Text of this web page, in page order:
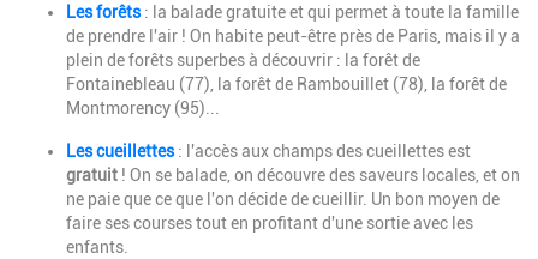
Les forêts: la balade gratuite et qui permet à toute la famille
de prendre l'air ! On habite peut-être près de Paris, mais il y a
plein de forêts superbes à découvrir : la forêt de
Fontainebleau (77), la forêt de Rambouillet (78), la forêt de
Montmorency (95)...
Les cueillettes: l'accès aux champs des cueillettes est
gratuit ! On se balade, on découvre des saveurs locales, et on
ne paie que ce que l'on décide de cueillir. Un bon moyen de
faire ses courses tout en profitant d'une sortie avec les
enfants.